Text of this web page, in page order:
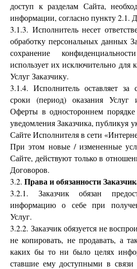
доступ к разделам Сайта,
информации, согласно пункту 2.1.
3.1.3. Исполнитель несет
обработку персональных данных
сохранение
использует их исключительно для
Услуг Заказчику.
3.1.4. Исполнитель оставляет за
сроки (период) оказания Услуг
Оферты в одностороннем порядке
уведомления Заказчика, публикуя
Сайте Исполнителя в сети
При этом новые / измененные
Сайте, действуют только в
Договоров.
3.2. Права и обязанности
3.2.1. Заказчик обязан
информацию о себе при
Услуг.
3.2.2. Заказчик обязуется не
не копировать, не продавать, а
каких бы то ни было целях
ставшие ему доступными в связи